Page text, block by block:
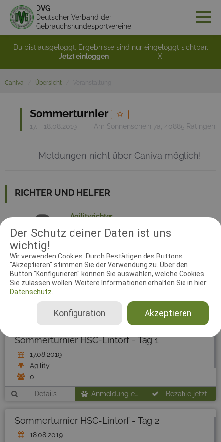
Der Schutz deiner Daten ist uns
wichtig!
Wir verwenden Cookies. Durch Bestätigen des Buttons
"Akzeptieren" stimmen Sie der Verwendung zu. Über den
Button "Konfigurieren" können Sie auswählen, welche Cookies
Sie zulassen wollen. Weitere Informationen erhalten Sie in hier:
Datenschutz.
Akzeptieren
Konfiguration
DVG
Deutscher Verband der
Gebrauchshundesportvereine
Du bist ausgeloggt. Ergebnisse sind nur eingeloggt sichtbar.
Jetzt einloggen
X
Caniva Übersicht
Sommerturnier
17. - 18.08.2019 Am Sonnenschein 7a, 40885 Ratingen
Meldungen nicht über Caniva möglich!
RICHTER UND HELFER
Agilityrichter
Deutschland
Sommerturnier HSC-Lintorf - Tag 1
17.08.2019
Agility
0
Details Anmeldung endete am 31.05.2019 Bezahle jetzt
Sommerturnier HSC-Lintorf - Tag 2
18.08.2019